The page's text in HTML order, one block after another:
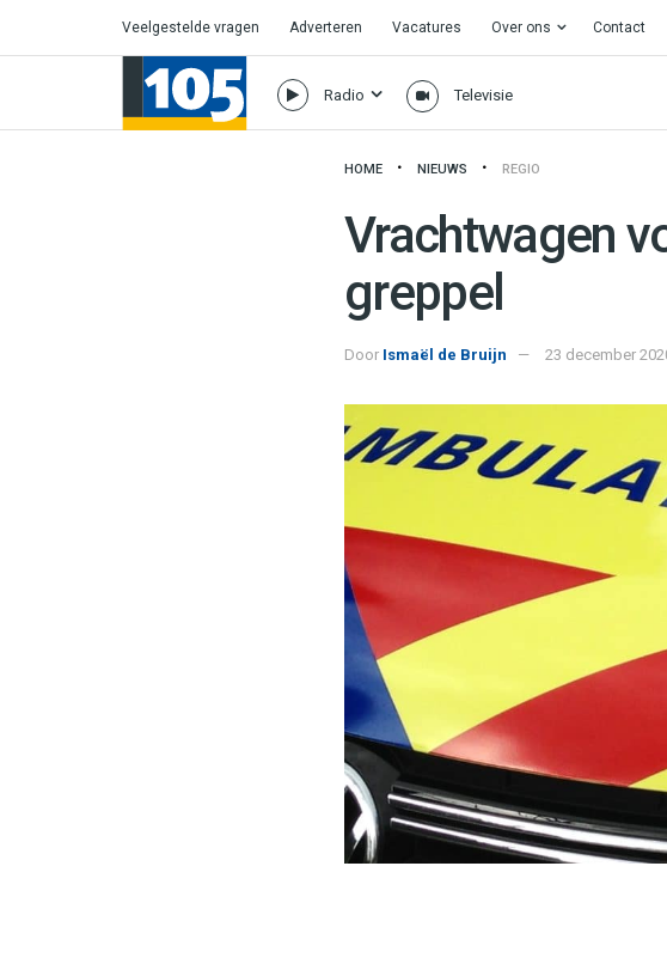
Veelgestelde vragen Adverteren Vacatures Over ons Contact
Radio Televisie
HOME NIEUWS REGIO
Vrachtwagen
greppel
Door Ismaël de Bruijn 23 december